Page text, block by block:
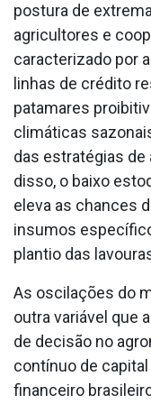
postura de
agricultores e
caracterizado por
linhas de crédito
patamares
climáticas
das estratégias
disso, o baixo
eleva as chances
insumos
plantio das
As oscilações do
outra variável que
de decisão no
contínuo de
financeiro